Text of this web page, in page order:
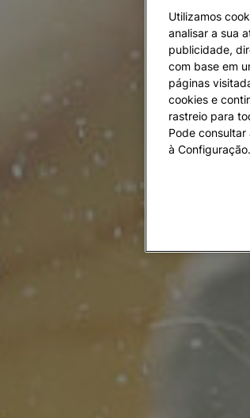
Utilizamos
analisar a sua
publicidade,
com base em
páginas
cookies e
rastreio para
Pode consultar
à Configuração.